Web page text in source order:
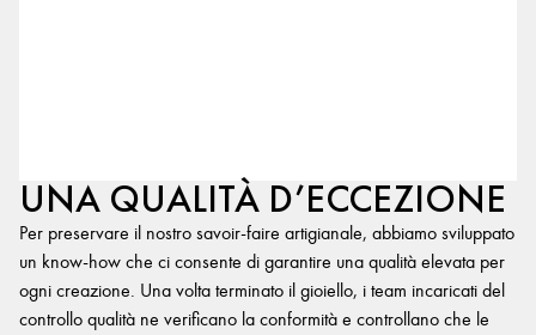
UNA QUALITÀ D’ECCEZIONE
Per preservare il nostro savoir-faire artigianale, abbiamo sviluppato
un know-how che ci consente di garantire una qualità elevata per
ogni creazione. Una volta terminato il gioiello, i team incaricati del
controllo qualità ne verificano la conformità e controllano che le